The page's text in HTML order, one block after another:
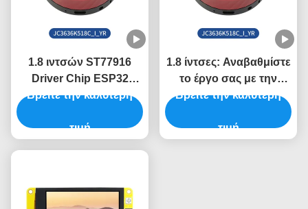
1.8 ιντσών ST77916
Driver Chip ESP32
μονάδα οθόνης για
ελέγχου
Βρείτε την καλύτερη
τιμή
1.8 ίντσες: Αναβαθμίστε
το έργο σας με την
μονάδα οθόνης ESP32
Βρείτε την καλύτερη
τιμή